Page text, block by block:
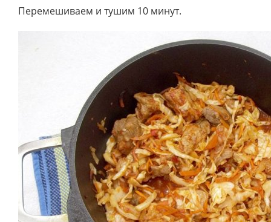
Перемешиваем и тушим 10 минут.